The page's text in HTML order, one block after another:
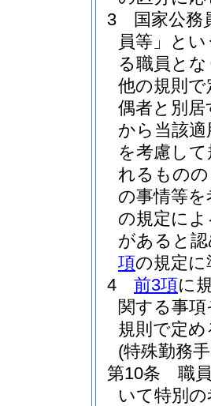
3
国家公務
員等」と
る職員と
他の規則
偶者と別
から当該
を考慮し
れるもの
の事情等
の規定に
があると
項の規定に
4
前3項に
関する事
規則で定め
(特殊勤務
第10条
職
いて特別